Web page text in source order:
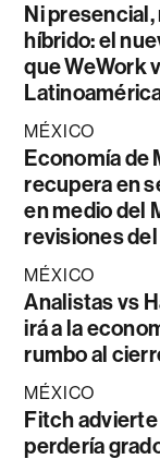
Ni presencial,
híbrido: el
que WeWork
MÉXICO
Economía de
recupera en
en medio del
revisiones del
MÉXICO
Analistas vs
irá a la
rumbo al
MÉXICO
Fitch
perdería